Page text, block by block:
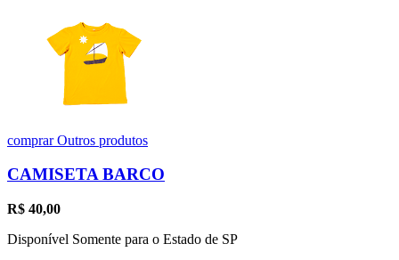
comprarOutros produtos
CAMISETA BARCO
R$ 40,00
Disponível Somente para o Estado de SP